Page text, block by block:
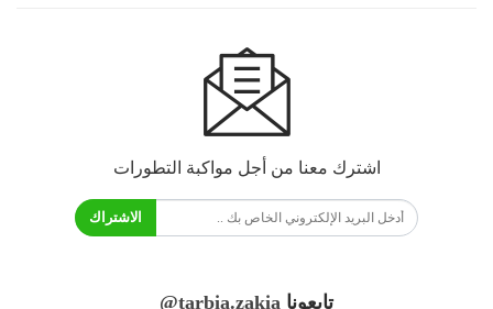
اشترك معنا من أجل مواكبة التطورات
الاشتراك
تابعونا @tarbia.zakia